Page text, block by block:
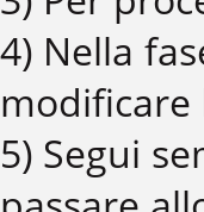
4) Nella
modificare
5) Segui